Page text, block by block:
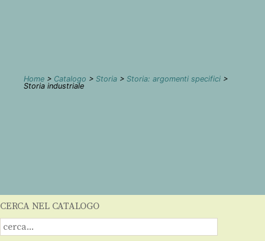
Home > Catalogo > Storia > Storia: argomenti specifici >
Storia industriale
CERCA NEL CATALOGO